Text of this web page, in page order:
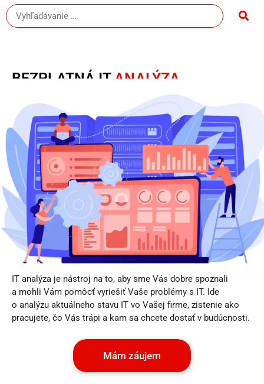
BEZPLATNÁ IT ANALÝZA
IT analýza je nástroj na to, aby sme Vás dobre spoznali
a mohli Vám pomôcť vyriešiť Vaše problémy s IT. Ide
o analýzu aktuálneho stavu IT vo Vašej firme, zistenie ako
pracujete, čo Vás trápi a kam sa chcete dostať v budúcnosti.
Mám záujem